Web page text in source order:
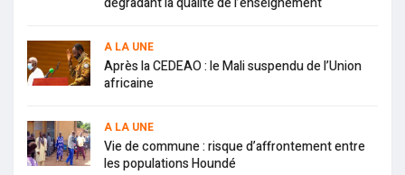
A LA UNE
Après la CEDEAO : le Mali suspendu de l’Union
africaine
A LA UNE
Vie de commune : risque d’affrontement entre
les populations Houndé